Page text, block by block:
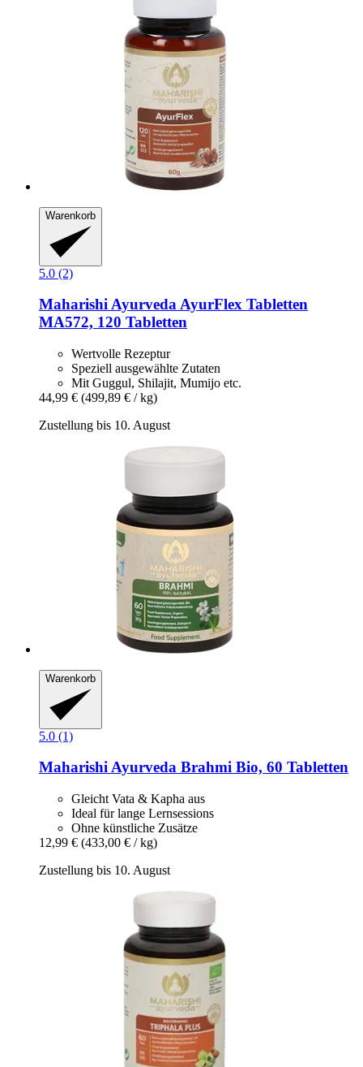
Warenkorb
5.0 (2)
Maharishi AyurvedaAyurFlex Tabletten
MA572, 120 Tabletten
Wertvolle Rezeptur
Speziell ausgewählte Zutaten
Mit Guggul, Shilajit, Mumijo etc.
44,99 € (499,89 € / kg)
Zustellung bis 10. August
Warenkorb
5.0 (1)
Maharishi Ayurveda Brahmi Bio, 60 Tabletten
Gleicht Vata & Kapha aus
Ideal für lange Lernsessions
Ohne künstliche Zusätze
12,99 € (433,00 € / kg)
Zustellung bis 10. August